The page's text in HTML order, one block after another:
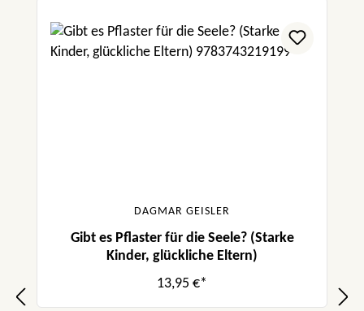
DAGMAR GEISLER
Gibt es Pflaster für die Seele? (Starke
Kinder, glückliche Eltern)
13,95 €*